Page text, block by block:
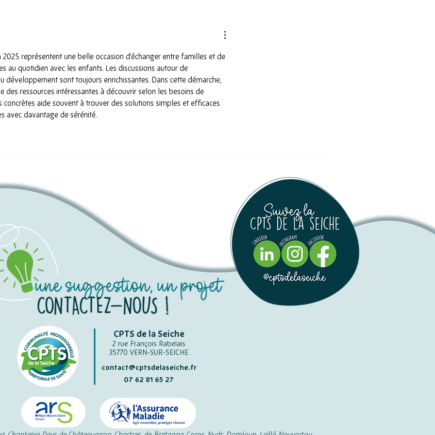
représentent une belle occasion d’échanger entre familles et de
au quotidien avec les enfants. Les discussions autour de
développement sont toujours enrichissantes. Dans cette démarche,
des ressources intéressantes à découvrir selon les besoins de
concrètes aide souvent à trouver des solutions simples et efficaces
avec davantage de sérénité.
CPTS de la Seiche
2 rue François Rabelais
35770 VERN-SUR-SEICHE
contact@cptsdelaseiche.fr
07 62 81 65 27